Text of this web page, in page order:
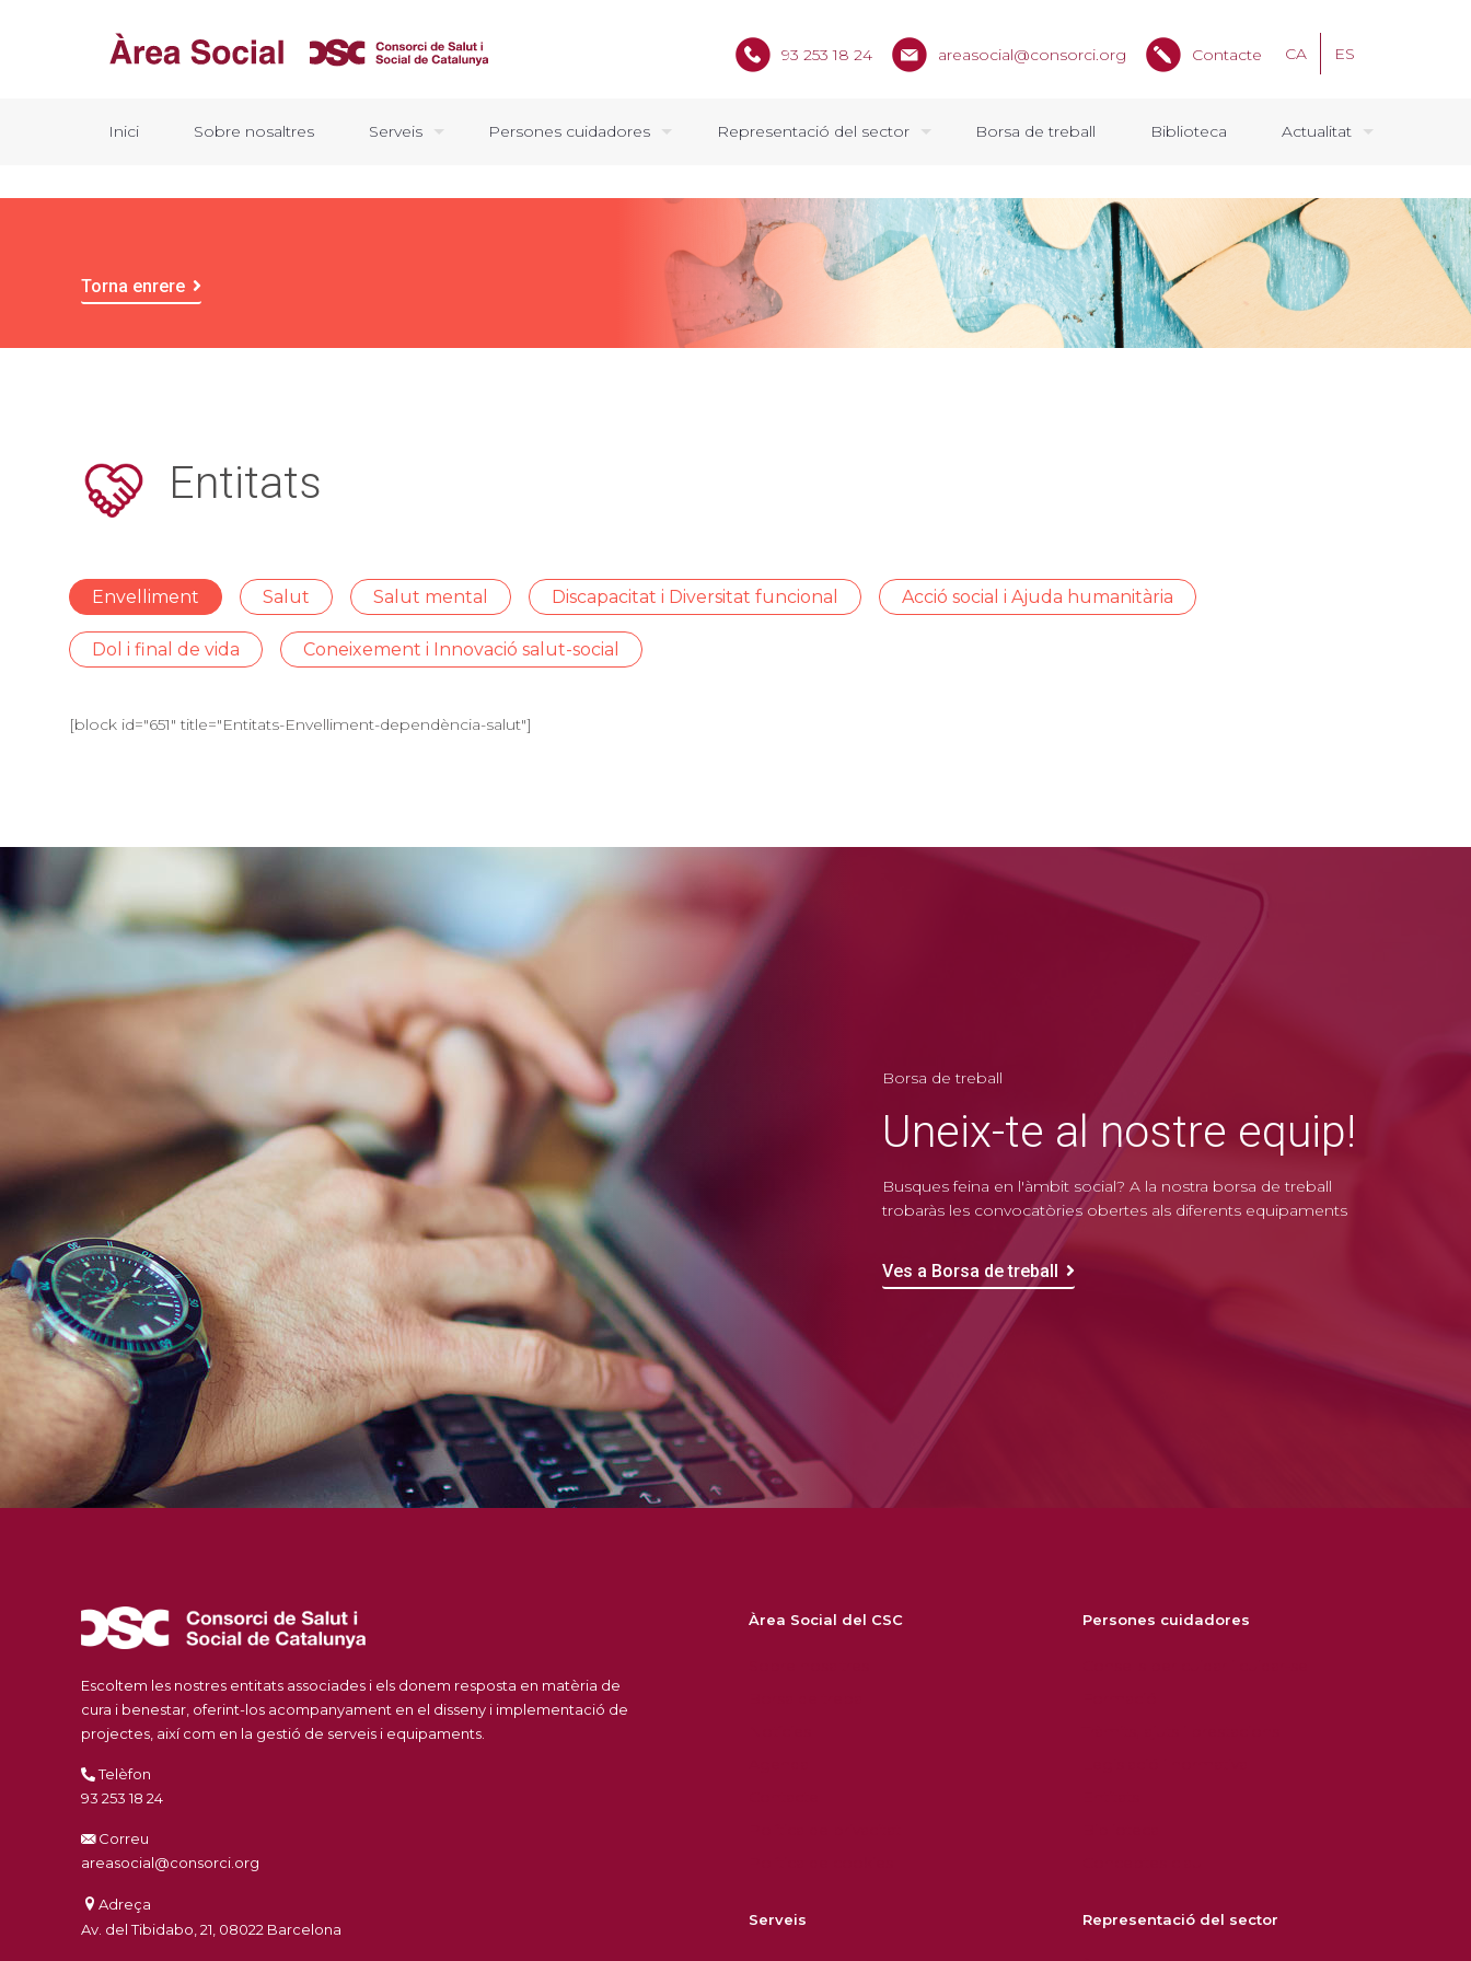
Inici Sobre nosaltres Serveis Persones cuidadores Representació del sector Borsa de treball Biblioteca Actualitat
93 253 18 24 areasocial@consorci.org Contacte CA ES
Torna enrere
Entitats
Envelliment Salut Salut mental Discapacitat i Diversitat funcional Acció social i Ajuda humanitària
Dol i final de vida Coneixement i Innovació salut-social
[block id="651" title="Entitats-Envelliment-dependència-salut"]
Borsa de treball
Uneix-te al nostre equip!
Busques feina en l'àmbit social? A la nostra borsa de treball
trobaràs les convocatòries obertes als diferents equipaments
Ves a Borsa de treball
Escoltem les nostres entitats associades i els donem resposta en matèria de
cura i benestar, oferint-los acompanyament en el disseny i implementació de
projectes, així com en la gestió de serveis i equipaments.
Telèfon
93 253 18 24
Correu
areasocial@consorci.org
Adreça
Av. del Tibidabo, 21, 08022 Barcelona
Àrea Social del CSC
Serveis
Persones cuidadores
Representació del sector